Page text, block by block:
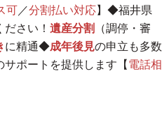
可 ／分割払い対応】◆福井県
さい！ 遺産分割
（調停・審
に精通◆成年後見の申立も多数
ポートを提供します【 電話相